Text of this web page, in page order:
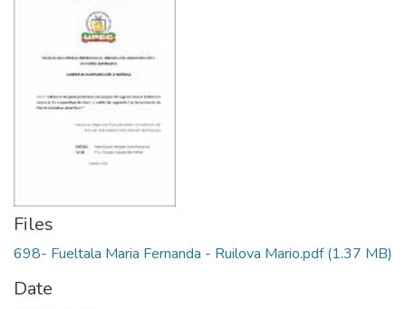
Files
698- Fueltala Maria Fernanda - Ruilova Mario.pdf(1.37 MB)
Date